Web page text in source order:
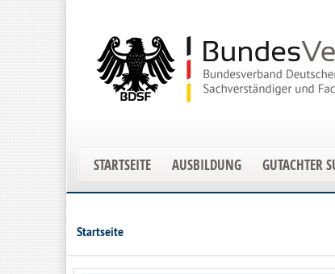
STARTSEITE AUSBILDUNG GUTACHTER
Startseite